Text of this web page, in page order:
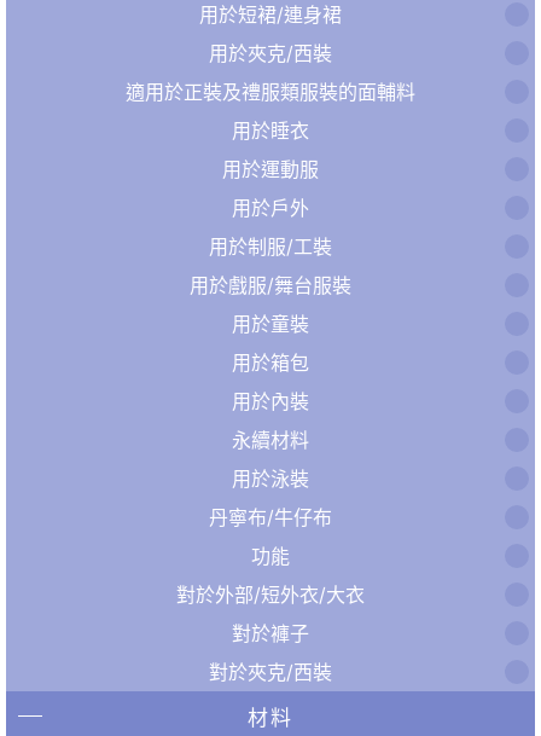
用於短裙/連身裙
用於夾克/西裝
適用於正裝及禮服類服裝的面輔料
用於睡衣
用於運動服
用於戶外
用於制服/工裝
用於戲服/舞台服裝
用於童裝
用於箱包
用於內裝
永續材料
用於泳裝
丹寧布/牛仔布
功能
對於外部/短外衣/大衣
對於褲子
對於夾克/西裝
材料